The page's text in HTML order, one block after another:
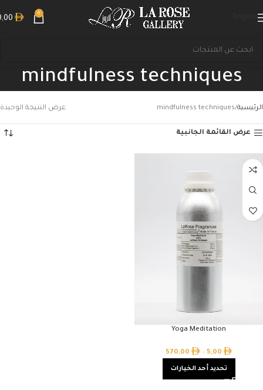
0
mindfulness techniques
الرئيسية mindfulness techniques عرض النتيجة الوحيدة
عرض القائمة الجانبية
Yoga Meditation
5,00
–
570,00
تحديد أحد الخيارات